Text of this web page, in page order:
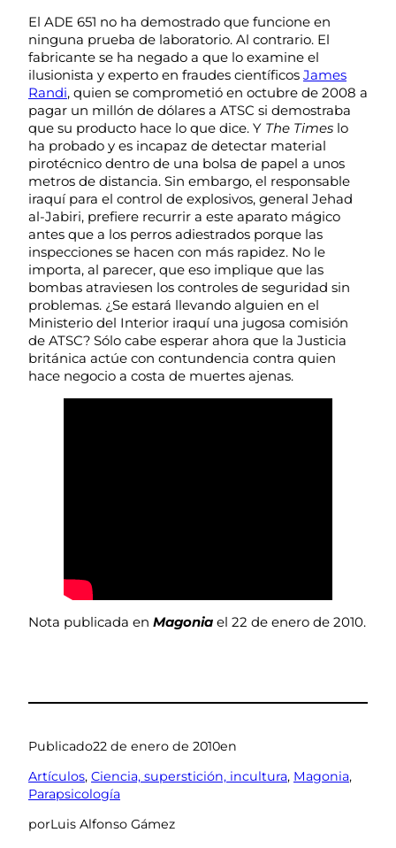
El ADE 651 no ha demostrado que funcione en
ninguna prueba de laboratorio. Al contrario. El
fabricante se ha negado a que lo examine el
ilusionista y experto en fraudes científicos James
Randi, quien se comprometió en octubre de 2008 a
pagar un millón de dólares a ATSC si demostraba
que su producto hace lo que dice. Y The Times lo
ha probado y es incapaz de detectar material
pirotécnico dentro de una bolsa de papel a unos
metros de distancia. Sin embargo, el responsable
iraquí para el control de explosivos, general Jehad
al-Jabiri, prefiere recurrir a este aparato mágico
antes que a los perros adiestrados porque las
inspecciones se hacen con más rapidez. No le
importa, al parecer, que eso implique que las
bombas atraviesen los controles de seguridad sin
problemas. ¿Se estará llevando alguien en el
Ministerio del Interior iraquí una jugosa comisión
de ATSC? Sólo cabe esperar ahora que la Justicia
británica actúe con contundencia contra quien
hace negocio a costa de muertes ajenas.
Nota publicada en Magonia el 22 de enero de 2010.
Publicado22 de enero de 2010en
Artículos, Ciencia, superstición, incultura, Magonia
Parapsicología
porLuis Alfonso Gámez